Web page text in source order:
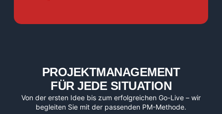
PROJEKTMANAGEMENT
FÜR JEDE SITUATION
Von der ersten Idee bis zum erfolgreichen Go-Live – wir
begleiten Sie mit der passenden PM-Methode.